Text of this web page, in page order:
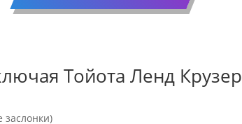
Тойота Ленд Крузер
заслонки)